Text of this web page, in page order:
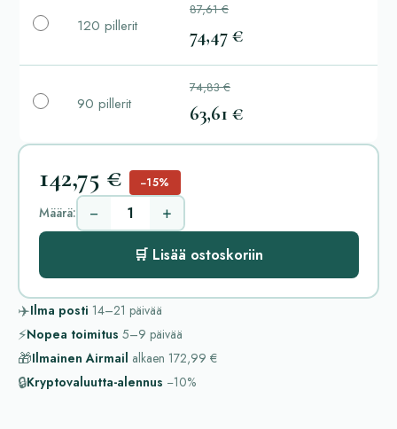
120 pillerit
87,61 €
74,47 €
90 pillerit
74,83 €
63,61 €
142,75 € −15%
Määrä: − +
🛒 Lisää ostoskoriin
✈️Ilma posti 14–21 päivää
⚡Nopea toimitus 5–9 päivää
🎁Ilmainen Airmail alkaen 172,99 €
🔒Kryptovaluutta-alennus −10%